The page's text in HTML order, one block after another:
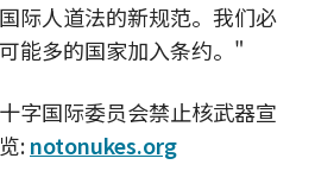
际人道法的新规范。我们必
能多的国家加入条约。"
字国际委员会禁止核武器宣
:notonukes.org